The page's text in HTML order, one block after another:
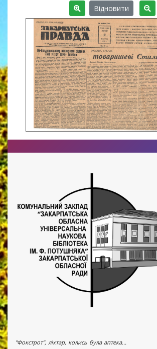
Відновити
"Фокстрот", ліхтар, колись була аптека...